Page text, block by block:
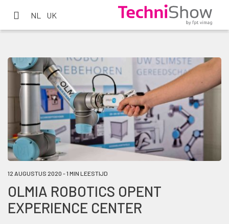
NL UK
12 AUGUSTUS 2020 - 1 MIN LEESTIJD
OLMIA ROBOTICS OPENT
EXPERIENCE CENTER